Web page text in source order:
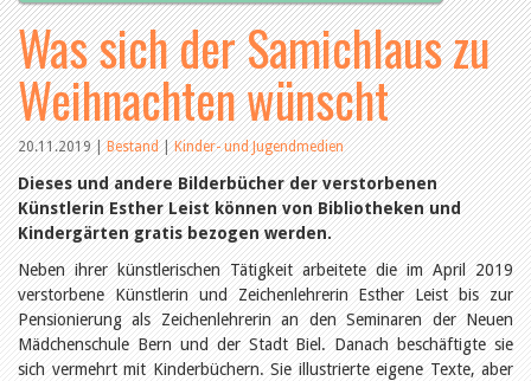
News und Fachbeiträge
Bibliotheken
Agenda
Dienstleistungen
biblioBE nutzen
Zur Artikelübersicht
Lesenswert
Gut bewertet
Kategorien
Aus dem Amt für Kultur
Aus der Kommission
Aus den Bibliotheken
Organisation
Raum und Infrastruktur
Bestand
Benutzung
Finanzen
Personal
Qualitätsmanagement
Recht und Politik
Öffentlichkeitsarbeit
Was sich der Samichlaus zu
Weihnachten wünscht
20.11.2019|Bestand|Kinder- und Jugendmedien
Dieses und andere Bilderbücher der verstorbenen
Künstlerin Esther Leist können von Bibliotheken und
Kindergärten gratis bezogen werden.
Neben ihrer künstlerischen Tätigkeit arbeitete die im April 2019
verstorbene Künstlerin und Zeichenlehrerin Esther Leist bis zur
Pensionierung als Zeichenlehrerin an den Seminaren der Neuen
Mädchenschule Bern und der Stadt Biel. Danach beschäftigte sie
sich vermehrt mit Kinderbüchern. Sie illustrierte eigene Texte, aber